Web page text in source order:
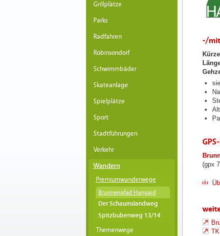
Grillplätze
Parks
Radfahren
Robinsondorf
Schwimmbäder
Skateanlage
Spielplätze
Sport
Stadtführungen
Verkehr
Wandern
Premiumwanderwege
Brunnenpfad Hangard
Der Schauinslandweg
Spitzbubenweg 13/14
Themenwege
-/
(gpx